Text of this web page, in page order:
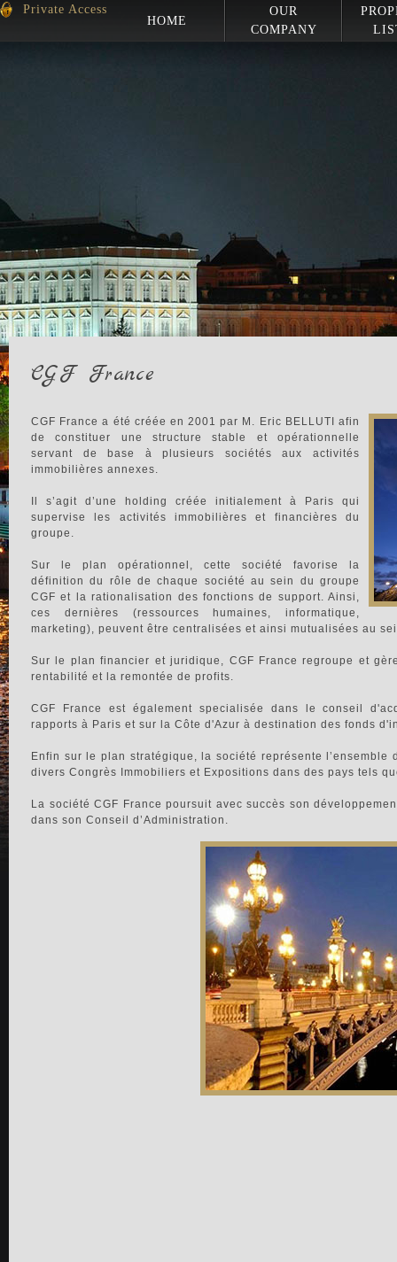
Private Access
HOME
OUR
COMPANY
CGF France
CGF France a été créée en 2001 par M. Eric BELLUTI afin
de constituer une structure stable et opérationnelle
servant de base à plusieurs sociétés aux activités
immobilières annexes.
Il s’agit d’une holding créée initialement à Paris qui
supervise les activités immobilières et financières du
groupe.
Sur le plan opérationnel, cette société favorise la
définition du rôle de chaque société au sein du groupe
CGF et la rationalisation des fonctions de support. Ainsi,
ces dernières (ressources humaines, informatique,
marketing), peuvent être centralisées et ainsi mutualisées au
Sur le plan financier et juridique, CGF France regroupe et
rentabilité et la remontée de profits.
CGF France est également specialisée dans le conseil
rapports à Paris et sur la Côte d'Azur à destination des fonds
Enfin sur le plan stratégique, la société représente
divers Congrès Immobiliers et Expositions dans des pays tels
La société CGF France poursuit avec succès son
dans son Conseil d’Administration.